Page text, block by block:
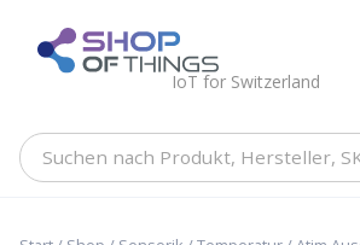
content ShopOfThings
IoT for Switzerland
Suchen
Hersteller,